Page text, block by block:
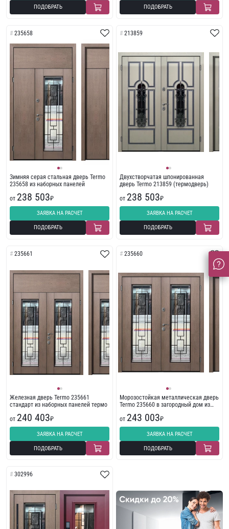
ПОДОБРАТЬ ПОДОБРАТЬ
235658
Зимняя серая стальная дверь Termo
235658 из наборных панелей
от 238 503₽
ЗАЯВКА НА РАСЧЕТ
ПОДОБРАТЬ
213859
Двухстворчатая шпонированная
дверь Termo 213859 (термодверь)
от 238 503₽
ЗАЯВКА НА РАСЧЕТ
ПОДОБРАТЬ
235661
Железная дверь Termo 235661
стандарт из наборных панелей термо
от 240 403₽
ЗАЯВКА НА РАСЧЕТ
ПОДОБРАТЬ
235660
Морозостойкая металлическая дверь
Termo 235660 в загородный дом из
от 243 003₽
ЗАЯВКА НА РАСЧЕТ
ПОДОБРАТЬ
302996